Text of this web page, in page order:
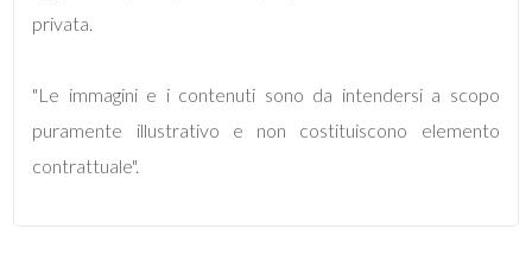
privata.
"Le immagini e i contenuti sono da intendersi a scopo
puramente illustrativo e non costituiscono elemento
contrattuale".
Altre
multiscelta
Giardino